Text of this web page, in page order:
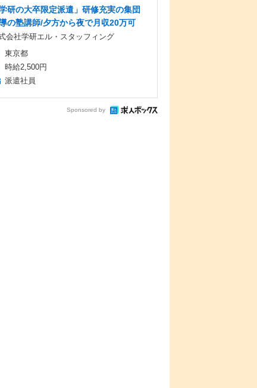
学研の大卒限定派遣」研修充実の集団
の塾講師/夕方から夜で月収20万可
会社学研エル・スタッフィング
東京都
時給2,500円
派遣社員
Sponsored by